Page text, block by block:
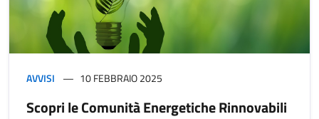
AVVISI 10 FEBBRAIO 2025
Scopri le Comunità Energetiche Rinnovabili